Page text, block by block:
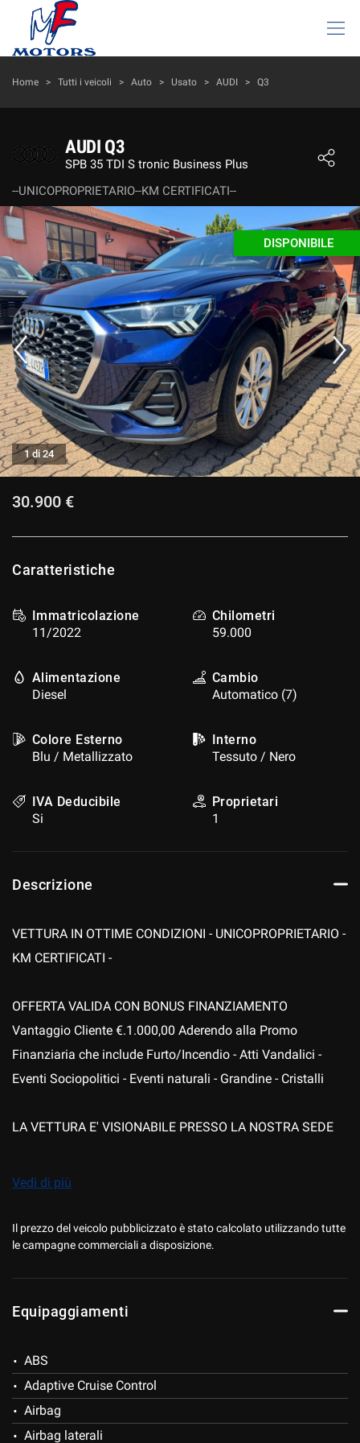
HOME
I NOSTRI SERVIZI
DICONO DI NOI
ACQUISTIAMO USATO
ASSISTENZA
CONTATTI
CONTATTI
NEWS
Home > Tutti i veicoli > Auto > Usato > AUDI > Q3
AUDI Q3
SPB 35 TDI S tronic Business Plus
--UNICOPROPRIETARIO--KM CERTIFICATI--
DISPONIBILE
1 di 24
30.900 €
Caratteristiche
Immatricolazione
11/2022
Chilometri
59.000
Alimentazione
Diesel
Cambio
Automatico (7)
Colore Esterno
Blu / Metallizzato
Interno
Tessuto / Nero
IVA Deducibile
Si
Proprietari
1
Descrizione
VETTURA IN OTTIME CONDIZIONI - UNICOPROPRIETARIO -
KM CERTIFICATI -
OFFERTA VALIDA CON BONUS FINANZIAMENTO
Vantaggio Cliente €.1.000,00 Aderendo alla Promo
Finanziaria che include Furto/Incendio - Atti Vandalici -
Eventi Sociopolitici - Eventi naturali - Grandine - Cristalli
LA VETTURA E' VISIONABILE PRESSO LA NOSTRA SEDE
CONTATTARE IL NUMERO 02/55211180
- SERVIZIO DEDICATO '
USATO (WWW.MFMOTORS.IT)
- FINANZIAMENTI PERSONALIZZATI STANDARD,
Vedi di più
Il prezzo del veicolo pubblicizzato è stato calcolato utilizzando tutte
le campagne commerciali a disposizione.
Equipaggiamenti
ABS
Adaptive Cruise Control
Airbag
Airbag laterali